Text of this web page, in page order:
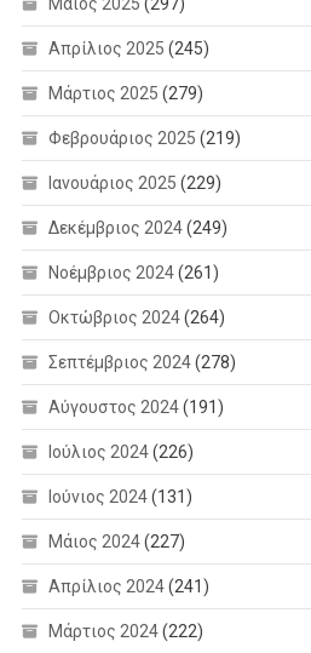
Μάιος 2025 (297)
Απρίλιος 2025 (245)
Μάρτιος 2025 (279)
Φεβρουάριος 2025 (219)
Ιανουάριος 2025 (229)
Δεκέμβριος 2024(249)
Νοέμβριος 2024(261)
Οκτώβριος 2024(264)
Σεπτέμβριος 2024(278)
Αύγουστος 2024(191)
Ιούλιος 2024(226)
Ιούνιος 2024(131)
Μάιος 2024(227)
Απρίλιος 2024(241)
Μάρτιος 2024(222)